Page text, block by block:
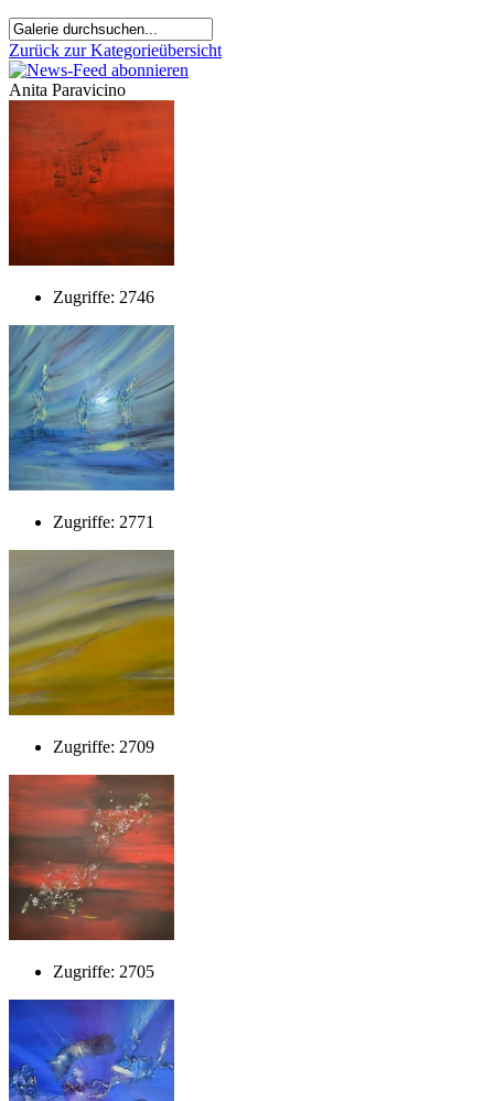
Zurück zur Kategorieübersicht
Anita Paravicino
Zugriffe: 2746
Zugriffe: 2771
Zugriffe: 2709
Zugriffe: 2705